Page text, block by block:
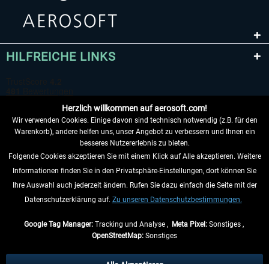
HILFREICHE LINKS
VERTRAG WIDERRUFEN
INFORMATIONEN
Herzlich willkommen auf aerosoft.com!
Wir verwenden Cookies. Einige davon sind technisch notwendig (z.B. für den
Warenkorb), andere helfen uns, unser Angebot zu verbessern und Ihnen ein
besseres Nutzererlebnis zu bieten.
Folgende Cookies akzeptieren Sie mit einem Klick auf Alle akzeptieren. Weitere
Informationen finden Sie in den Privatsphäre-Einstellungen, dort können Sie
Ihre Auswahl auch jederzeit ändern. Rufen Sie dazu einfach die Seite mit der
Datenschutzerklärung auf. Zu unseren Datenschutzbestimmungen.
Google Tag Manager:Tracking und Analyse , Meta Pixel:Sonstiges ,
OpenStreetMap: Sonstiges